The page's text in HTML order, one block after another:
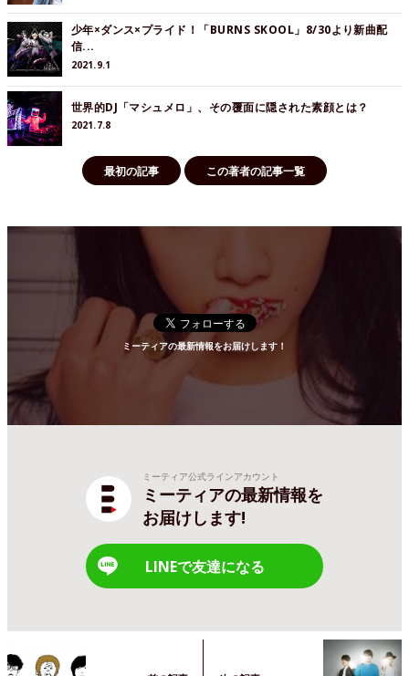
少年×ダンス×プライド！「BURNS SKOOL」8/30より新曲配
信...
2021.9.1
世界的DJ「マシュメロ」、その覆面に隠された素顔とは？
2021.7.8
最初の記事 この著者の記事一覧
ミーティアの最新情報をお届けします！
ミーティア公式ラインアカウント
ミーティアの最新情報を
お届けします!
LINEで友達になる